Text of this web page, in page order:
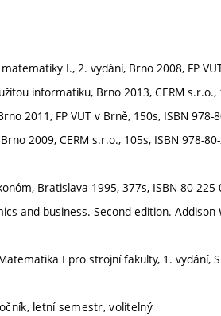
matematiky I., 2. vydání, Brno 2008, FP
informatiku, Brno 2013, CERM s.r.o.,
2011, FP VUT v Brně, 150s, ISBN 978-
2009, CERM s.r.o., 105s, ISBN 978-
Bratislava 1995, 377s, ISBN 80-
and business. Second edition.
Matematika I pro strojní fakulty, 1. vydání,
letní semestr, volitelný